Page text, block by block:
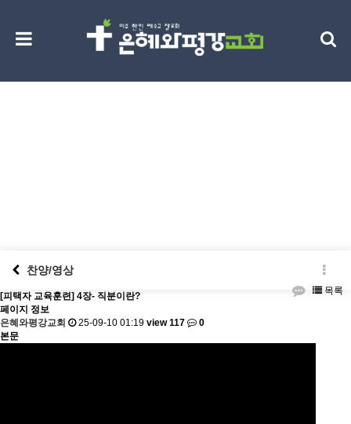
찬양/영상
목록
[피택자 교육훈련] 4장- 직분이란?
페이지 정보
은혜와평강교회
25-09-10 01:19 view 117
0
본문